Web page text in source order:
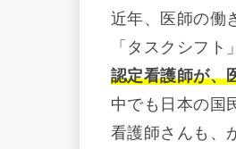
近年、医師の働
「タスクシフ
認定看護師が、
中でも日本の国
看護師さんも、